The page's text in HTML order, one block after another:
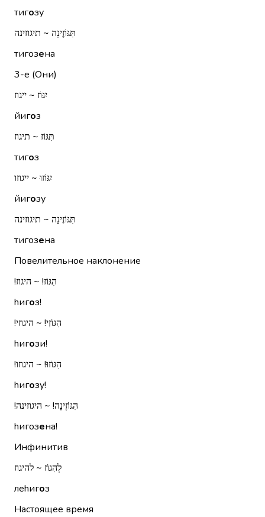
тигозу
תִּגּוֹזֶינָה ~ תיגוזינה
тигозена
3-е (Они)
יִגּוֹז ~ ייגוז
йигоз
תִּגּוֹז ~ תיגוז
тигоз
יִגּוֹזוּ ~ ייגוזו
йигозу
תִּגּוֹזֶינָה ~ תיגוזינה
тигозена
Повелительное наклонение
הִגּוֹז!‏ ~ היגוז!‏
hигоз!
הִגּוֹזִי!‏ ~ היגוזי!‏
hигози!
הִגּוֹזוּ!‏ ~ היגוזו!‏
hигозу!
הִגּוֹזֶינָה!‏ ~ היגוזינה!‏
hигозена!
Инфинитив
לְהִגּוֹז ~ להיגוז
леhигоз
Настоящее время